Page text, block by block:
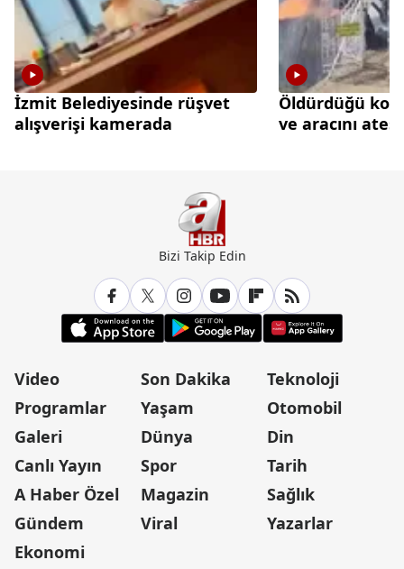
İzmit Belediyesinde rüşvet
alışverişi kamerada
Öldürdüğü
ve aracını
Bizi Takip Edin
Video
Programlar
Galeri
Canlı Yayın
A Haber Özel
Gündem
Ekonomi
Son Dakika
Yaşam
Dünya
Spor
Magazin
Viral
Teknoloji
Otomobil
Din
Tarih
Sağlık
Yazarlar